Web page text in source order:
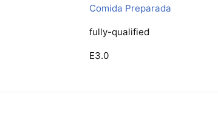
Comida Preparada
fully-qualified
E3.0